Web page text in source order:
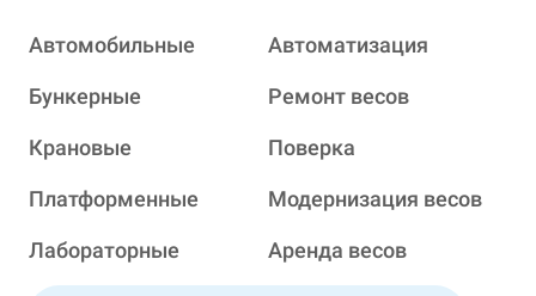
Автомобильные
Бункерные
Крановые
Платформенные
Лабораторные
Автоматизация
Ремонт весов
Поверка
Модернизация весов
Аренда весов